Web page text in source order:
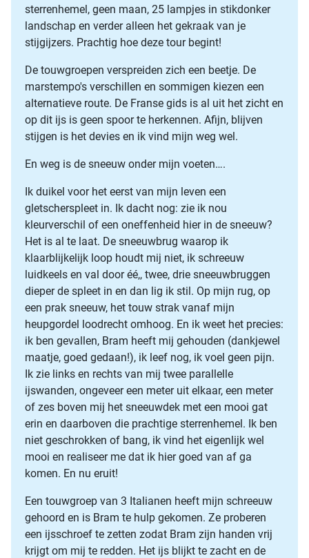
sterrenhemel, geen maan, 25 lampjes in stikdonker
landschap en verder alleen het gekraak van je
stijgijzers. Prachtig hoe deze tour begint!
De touwgroepen verspreiden zich een beetje. De
marstempo's verschillen en sommigen kiezen een
alternatieve route. De Franse gids is al uit het zicht en
op dit ijs is geen spoor te herkennen. Afijn, blijven
stijgen is het devies en ik vind mijn weg wel.
En weg is de sneeuw onder mijn voeten….
Ik duikel voor het eerst van mijn leven een
gletscherspleet in. Ik dacht nog: zie ik nou
kleurverschil of een oneffenheid hier in de sneeuw?
Het is al te laat. De sneeuwbrug waarop ik
klaarblijkelijk loop houdt mij niet, ik schreeuw
luidkeels en val door éé,, twee, drie sneeuwbruggen
dieper de spleet in en dan lig ik stil. Op mijn rug, op
een prak sneeuw, het touw strak vanaf mijn
heupgordel loodrecht omhoog. En ik weet het precies:
ik ben gevallen, Bram heeft mij gehouden (dankjewel
maatje, goed gedaan!), ik leef nog, ik voel geen pijn.
Ik zie links en rechts van mij twee parallelle
ijswanden, ongeveer een meter uit elkaar, een meter
of zes boven mij het sneeuwdek met een mooi gat
erin en daarboven die prachtige sterrenhemel. Ik ben
niet geschrokken of bang, ik vind het eigenlijk wel
mooi en realiseer me dat ik hier goed van af ga
komen. En nu eruit!
Een touwgroep van 3 Italianen heeft mijn schreeuw
gehoord en is Bram te hulp gekomen. Ze proberen
een ijsschroef te zetten zodat Bram zijn handen vrij
krijgt om mij te redden. Het ijs blijkt te zacht en de